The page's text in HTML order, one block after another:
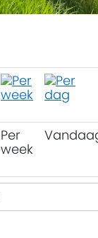
Per
week